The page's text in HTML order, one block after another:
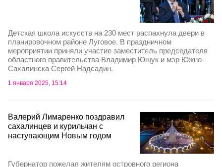
Детская школа искусств на 230 мест распахнула двери в
планировочном районе Луговое. В праздничном
мероприятии приняли участие заместитель председателя
областного правительства Владимир Ющук и мэр Южно-
Сахалинска Сергей Надсадин.
1 января 2025, 15:14
Валерий Лимаренко поздравил
сахалинцев и курильчан с
наступающим Новым годом
Губернатор пожелал жителям островного региона